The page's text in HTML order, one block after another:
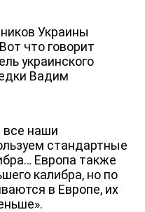
Украины
что говорит
украинского
Вадим
все наши
стандартные
Европа также
калибра, но по
в Европе, их